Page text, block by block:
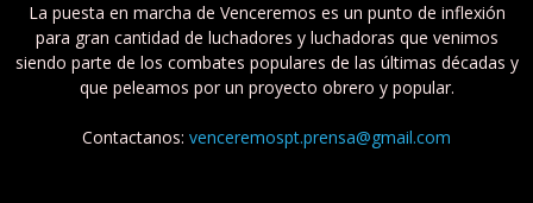
La puesta en marcha de Venceremos es un punto de inflexión
para gran cantidad de luchadores y luchadoras que venimos
siendo parte de los combates populares de las últimas décadas y
que peleamos por un proyecto obrero y popular.
Contactanos: venceremospt.prensa@gmail.com